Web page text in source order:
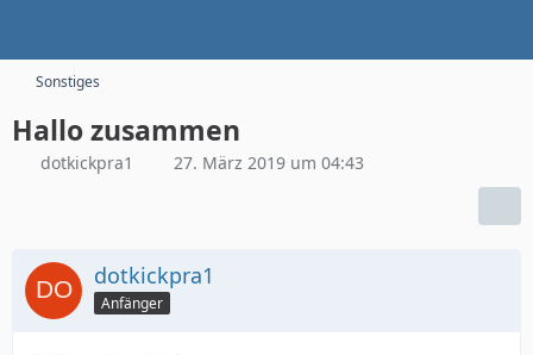
Sonstiges
Hallo zusammen
dotkickpra1 27. März 2019 um 04:43
dotkickpra1
Anfänger